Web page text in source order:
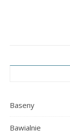
Baseny
Bawialnie